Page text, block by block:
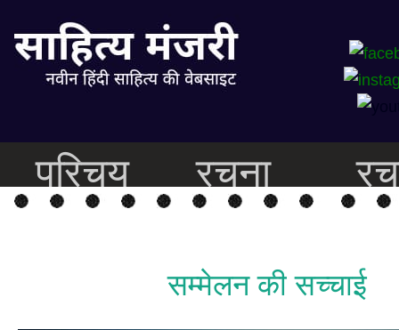
परिचय रचना
सम्मेलन की सच्चाई